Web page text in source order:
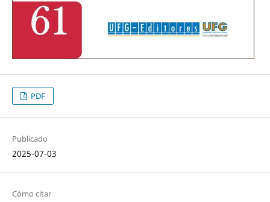
PDF
Publicado
2025-07-03
Cómo citar